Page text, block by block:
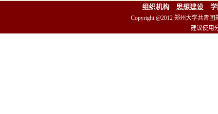
组织机构 思想建设
Copyright @2012 郑州大学共青
建议使用